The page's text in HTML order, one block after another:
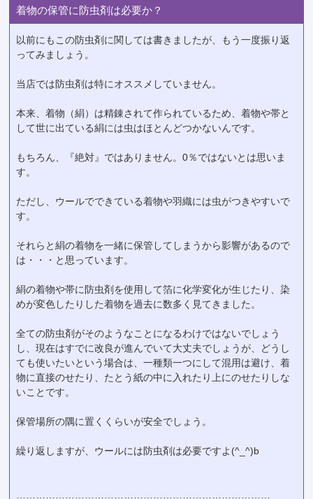
着物の保管に防虫剤は必要か？
以前にもこの防虫剤に関しては書きましたが、もう一度振り返
ってみましょう。
当店では防虫剤は特にオススメしていません。
本来、着物（絹）は精錬されて作られているため、着物や帯と
して世に出ている絹には虫はほとんどつかないんです。
もちろん、『絶対』ではありません。0％ではないとは思いま
す。
ただし、ウールでできている着物や羽織には虫がつきやすいで
す。
それらと絹の着物を一緒に保管してしまうから影響があるので
は・・・と思っています。
絹の着物や帯に防虫剤を使用して箔に化学変化が生じたり、染
めが変色したりした着物を過去に数多く見てきました。
全ての防虫剤がそのようなことになるわけではないでしょう
し、現在はすでに改良が進んでいて大丈夫でしょうが、どうし
ても使いたいという場合は、一種類一つにして混用は避け、着
物に直接のせたり、たとう紙の中に入れたり上にのせたりしな
いことです。
保管場所の隅に置くくらいが安全でしょう。
繰り返しますが、ウールには防虫剤は必要ですよ(^_^)b